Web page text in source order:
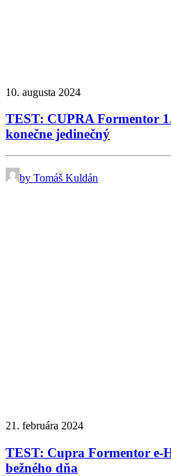
10. augusta 2024
TEST: CUPRA Formentor
konečne jedinečný
by Tomáš Kuldán
21. februára 2024
TEST: Cupra Formentor e-
bežného dňa